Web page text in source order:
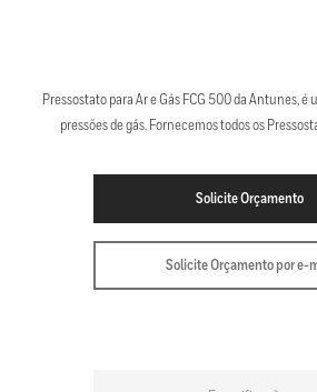
Pressostato para Ar e Gás FCG 500 da Antunes,
pressões de gás. Fornecemos todos os
Solicite Orçamento
Solicite Orçamento por e-